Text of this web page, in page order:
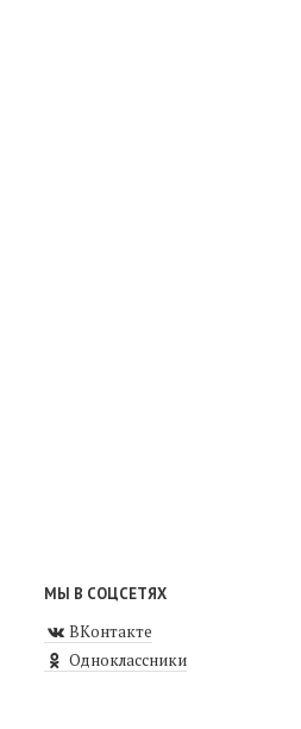
МЫ В СОЦСЕТЯХ
ВКонтакте
Одноклассники